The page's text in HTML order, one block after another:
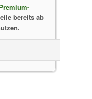
bereits ab